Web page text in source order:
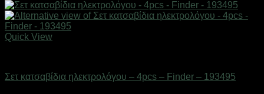
Quick View
Σετ κατσαβίδια ηλεκτρολόγου – 4pcs – Finder – 193495